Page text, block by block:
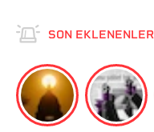
SON EKLENENLER